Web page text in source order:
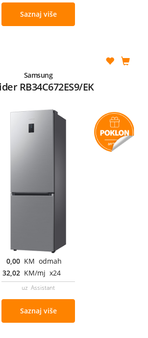
Saznaj više
Samsung
RB34C672ES9/EK
0,00 KM odmah
32,02 KM/mj x24
uz Assistant
Saznaj više